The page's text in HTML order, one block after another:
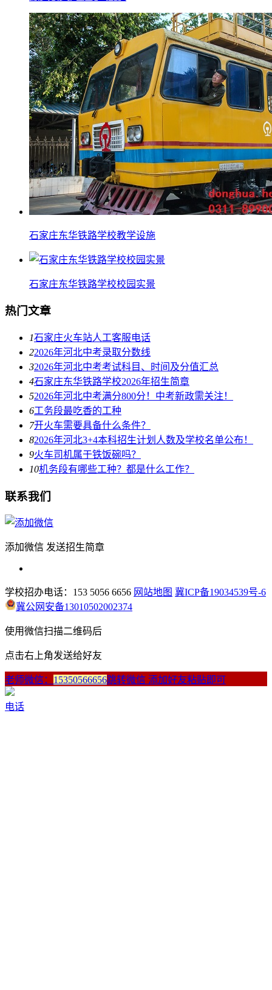
石家庄东华铁路学校教学设施
石家庄东华铁路学校校园实景
热门文章
1石家庄火车站人工客服电话
22026年河北中考录取分数线
32026年河北中考考试科目、时间及分值汇总
4石家庄东华铁路学校2026年招生简章
52026年河北中考满分800分！中考新政需关注！
6工务段最吃香的工种
7开火车需要具备什么条件？
82026年河北3+4本科招生计划人数及学校名单公布！
9火车司机属于铁饭碗吗？
10机务段有哪些工种？都是什么工作？
联系我们
添加微信 发送招生简章
学校招办电话：153 5056 6656 网站地图 冀ICP备19034539号-6
冀公网安备13010502002374
使用微信扫描二维码后
点击右上角发送给好友
老师微信： 15350566656跳转微信 添加好友粘贴即可
电话